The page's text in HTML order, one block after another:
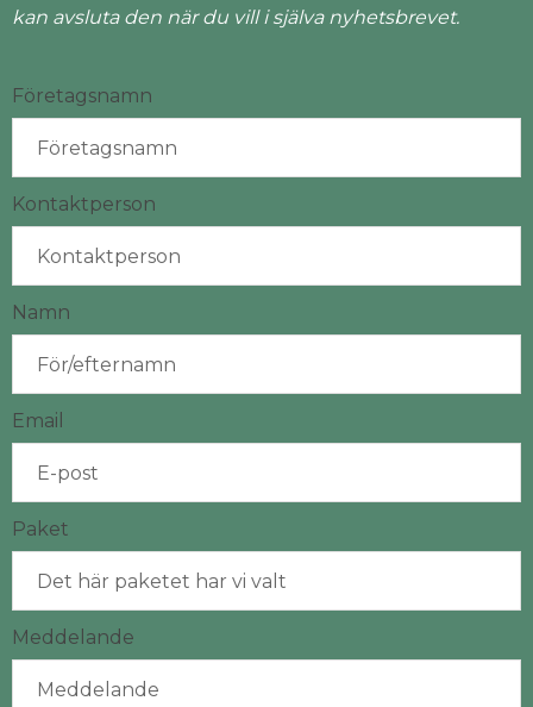
kan avsluta den när du vill i själva nyhetsbrevet.
Företagsnamn
Kontaktperson
Namn
Email
Paket
Meddelande